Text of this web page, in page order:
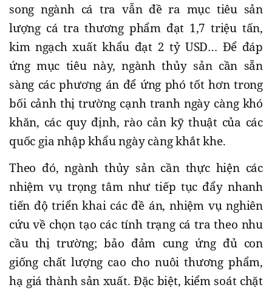
song ngành cá tra vẫn đề ra mục tiêu sản
lượng cá tra thương phẩm đạt 1,7 triệu tấn,
kim ngạch xuất khẩu đạt 2 tỷ USD… Để đáp
ứng mục tiêu này, ngành thủy sản cần sẵn
sàng các phương án để ứng phó tốt hơn trong
bối cảnh thị trường cạnh tranh ngày càng khó
khăn, các quy định, rào cản kỹ thuật của các
quốc gia nhập khẩu ngày càng khắt khe.
Theo đó, ngành thủy sản cần thực hiện các
nhiệm vụ trọng tâm như tiếp tục đẩy nhanh
tiến độ triển khai các đề án, nhiệm vụ nghiên
cứu về chọn tạo các tính trạng cá tra theo nhu
cầu thị trường; bảo đảm cung ứng đủ con
giống chất lượng cao cho nuôi thương phẩm,
hạ giá thành sản xuất. Đặc biệt, kiểm soát chặt